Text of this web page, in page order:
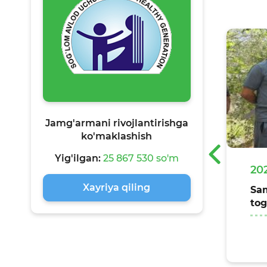
Jamg'armani rivojlantirishga
ko'maklashish
Yig'ilgan: 25 867 530 so'm
Xayriya qiling
tan — sog‘lom tafakkur shiori
Xalqaro do‘stlik kuniga
tadbir Buxoro shahrida
‹